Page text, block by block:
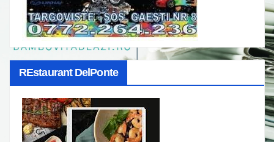
REstaurant DelPonte